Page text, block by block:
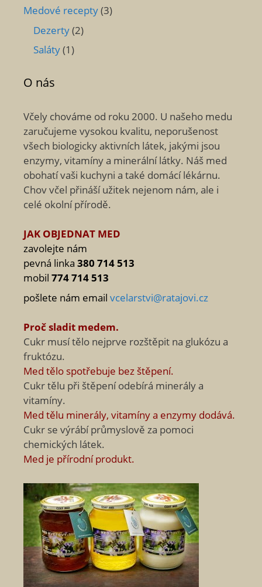
Medové recepty(3)
Dezerty(2)
Saláty(1)
O nás
Včely chováme od roku 2000. U našeho medu
zaručujeme vysokou kvalitu, neporušenost
všech biologicky aktivních látek, jakými jsou
enzymy, vitamíny a minerální látky. Náš med
obohatí vaši kuchyni a také domácí lékárnu.
Chov včel přináší užitek nejenom nám, ale i
celé okolní přírodě.
JAK OBJEDNAT MED
zavolejte nám
pevná linka 380 714 513
mobil 774 714 513
pošlete nám email vcelarstvi@ratajovi.cz
Proč sladit medem.
Cukr musí tělo nejprve rozštěpit na glukózu a
fruktózu.
Med tělo spotřebuje bez štěpení.
Cukr tělu při štěpení odebírá minerály a
vitamíny.
Med tělu minerály, vitamíny a enzymy dodává.
Cukr se výrábí průmyslově za pomoci
chemických látek.
Med je přírodní produkt.